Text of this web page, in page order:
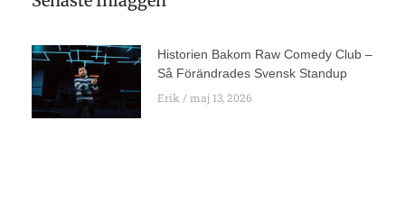
Historien Bakom Raw Comedy Club –
Så Förändrades Svensk Standup
Erik
maj 13, 2026